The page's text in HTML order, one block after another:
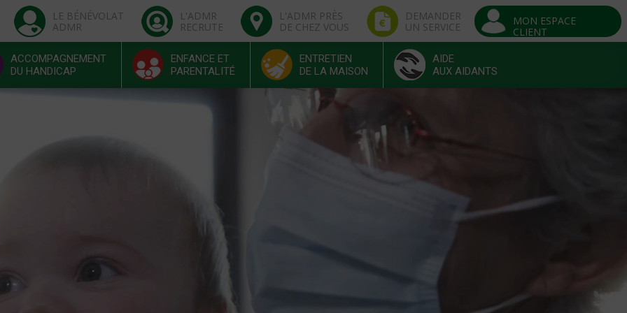
LE BÉNÉVOLAT
ADMR
L'ADMR
RECRUTE
L'ADMR PRÈS
DE CHEZ VOUS
DEMANDER
UN SERVICE
MON ESPACE
CLIENT
ACCOMPAGNEMENT
DU HANDICAP
ENFANCE ET
PARENTALITÉ
ENTRETIEN
DE LA MAISON
AIDE
AUX AIDANTS